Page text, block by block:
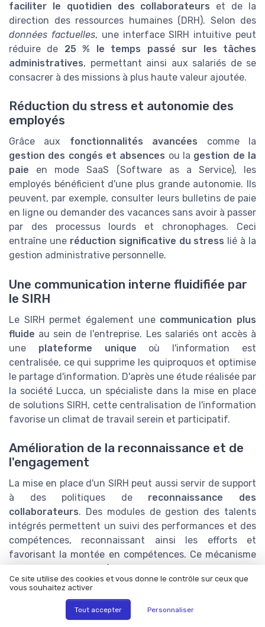
faciliter le quotidien des collaborateurs et de la
direction des ressources humaines (DRH). Selon des
données factuelles, une interface SIRH intuitive peut
réduire de 25 % le temps passé sur les tâches
administratives, permettant ainsi aux salariés de se
consacrer à des missions à plus haute valeur ajoutée.
Réduction du stress et autonomie des
employés
Grâce aux fonctionnalités avancées comme la
gestion des congés et absences ou la gestion de la
paie en mode SaaS (Software as a Service), les
employés bénéficient d'une plus grande autonomie. Ils
peuvent, par exemple, consulter leurs bulletins de paie
en ligne ou demander des vacances sans avoir à passer
par des processus lourds et chronophages. Ceci
entraîne une réduction significative du stress lié à la
gestion administrative personnelle.
Une communication interne fluidifiée par
le SIRH
Le SIRH permet également une communication plus
fluide au sein de l'entreprise. Les salariés ont accès à
une plateforme unique où l'information est
centralisée, ce qui supprime les quiproquos et optimise
le partage d'information. D'après une étude réalisée par
la société Lucca, un spécialiste dans la mise en place
de solutions SIRH, cette centralisation de l'information
favorise un climat de travail serein et participatif.
Amélioration de la reconnaissance et de
l'engagement
La mise en place d'un SIRH peut aussi servir de support
à des politiques de reconnaissance des
collaborateurs. Des modules de gestion des talents
intégrés permettent un suivi des performances et des
compétences, reconnaissant ainsi les efforts et
favorisant la montée en compétences. Ce mécanisme
est un vecteur d'amélioration de l'engagement des
employéset concourt à une meilleure QVT.
Exemples concrets et retour
Ce site utilise des cookies et vous donne le contrôle sur ceux que
vous souhaitez activer
Tout accepter Personnaliser